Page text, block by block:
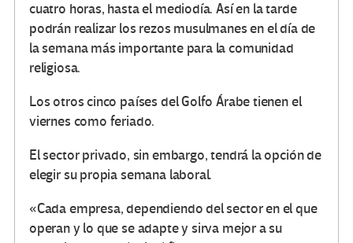
cuatro horas, hasta el mediodía. Así en la tarde
podrán realizar los rezos musulmanes en el día de
la semana más importante para la comunidad
religiosa.
Los otros cinco países del Golfo Árabe tienen el
viernes como feriado.
El sector privado, sin embargo, tendrá la opción de
elegir su propia semana laboral.
«Cada empresa, dependiendo del sector en el que
operan y lo que se adapte y sirva mejor a su